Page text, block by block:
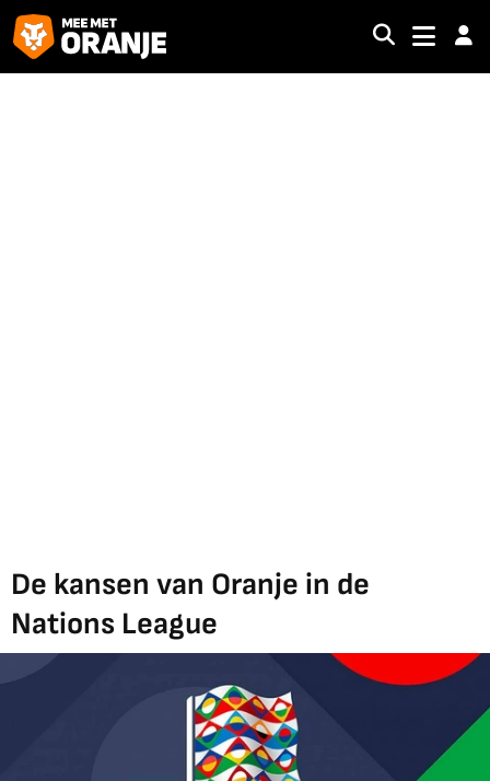
De kansen van Oranje in de
Nations League